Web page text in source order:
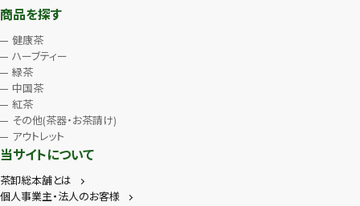
商品を探す
健康茶
ハーブティー
緑茶
中国茶
紅茶
その他(茶器・お茶請け)
アウトレット
当サイトについて
茶卸総本舗とは
個人事業主・法人のお客様